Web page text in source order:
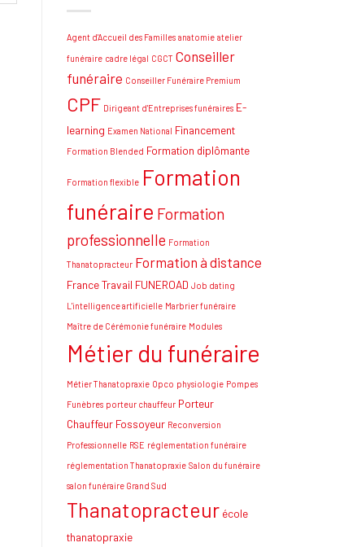
thanatopraxie
Conseils
stratégies
Agent d'Accueil des Familles anatomie atelier
funéraire cadre légal CGCT Conseiller
funéraire Conseiller Funéraire Premium
CPF Dirigeant d'Entreprises funéraires E-
learning Examen National Financement
Formation Blended Formation diplômante
Formation flexible Formation
funéraire Formation
professionnelle Formation
Thanatopracteur Formation à distance
France Travail FUNEROAD Job dating
L'intelligence artificielle Marbrier funéraire
Maître de Cérémonie funéraire Modules
Métier du funéraire
Métier Thanatopraxie Opco physiologie Pompes
Funèbres porteur chauffeur Porteur
Chauffeur Fossoyeur Reconversion
Professionnelle RSE réglementation funéraire
réglementation Thanatopraxie Salon du funéraire
salon funéraire Grand Sud
Thanatopracteur école
thanatopraxie